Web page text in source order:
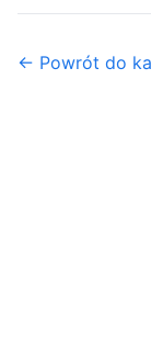
← Powrót do